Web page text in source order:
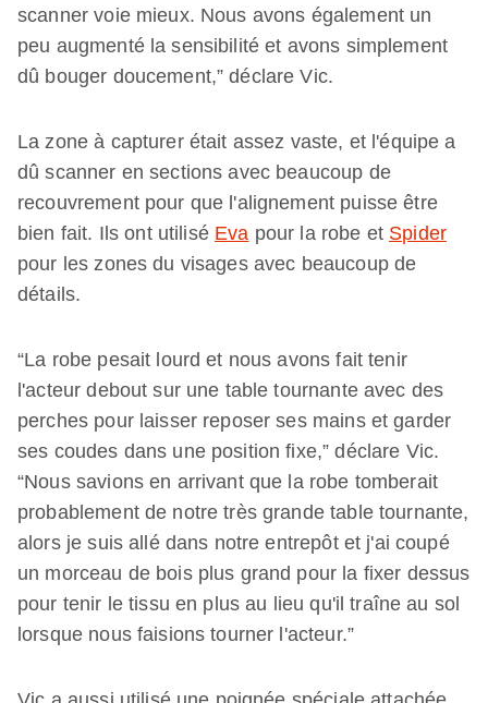
scanner voie mieux. Nous avons également un
peu augmenté la sensibilité et avons simplement
dû bouger doucement,” déclare Vic.
La zone à capturer était assez vaste, et l'équipe a
dû scanner en sections avec beaucoup de
recouvrement pour que l'alignement puisse être
bien fait. Ils ont utilisé Eva pour la robe et Spider
pour les zones du visages avec beaucoup de
détails.
“La robe pesait lourd et nous avons fait tenir
l'acteur debout sur une table tournante avec des
perches pour laisser reposer ses mains et garder
ses coudes dans une position fixe,” déclare Vic.
“Nous savions en arrivant que la robe tomberait
probablement de notre très grande table tournante,
alors je suis allé dans notre entrepôt et j'ai coupé
un morceau de bois plus grand pour la fixer dessus
pour tenir le tissu en plus au lieu qu'il traîne au sol
lorsque nous faisions tourner l'acteur.”